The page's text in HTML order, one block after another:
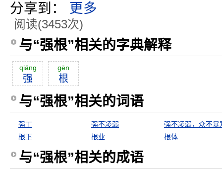
分享到： 更多
阅读(3453次)
与“强根”相关的字典解释
qiáng
强
gēn
根
与“强根”相关的词语
强丁 强不凌弱
强不凌弱，众不暴
根下
根业 根体
与“强根”相关的成语